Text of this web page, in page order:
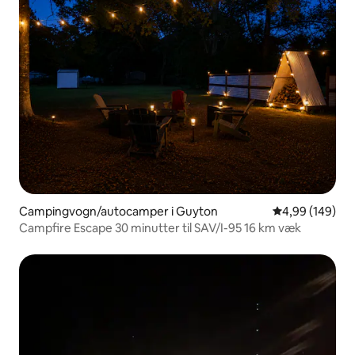
Campingvogn/autocamper i Guyton 4,99 ud af 5 i
4,99 (149)
Campfire Escape 30 minutter til SAV/I-95 16 km væk